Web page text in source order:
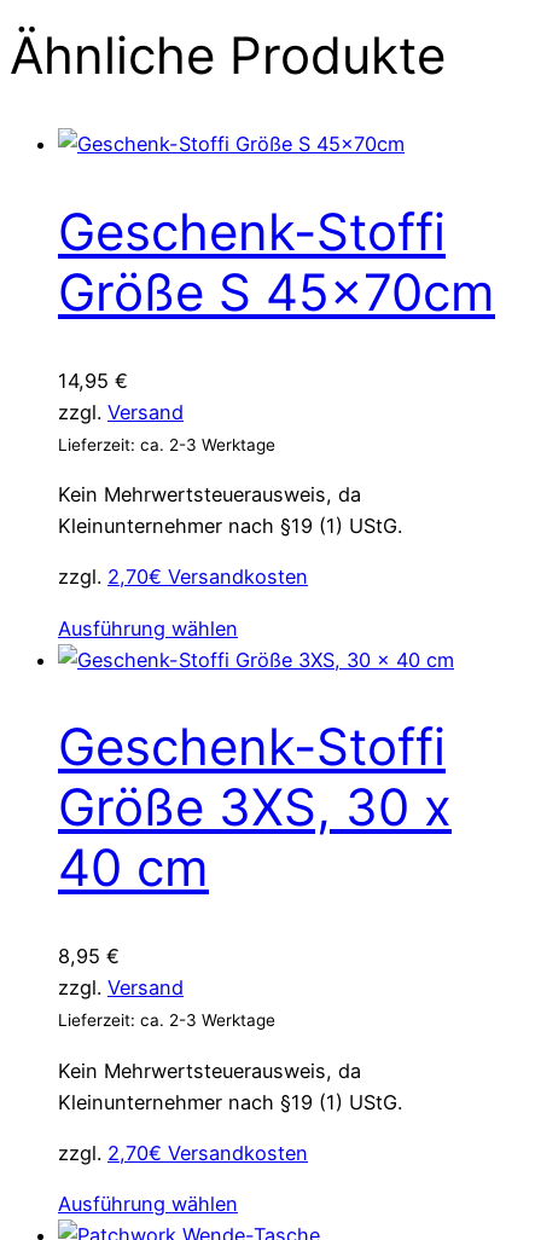
Ähnliche Produkte
Geschenk-Stoffi
Größe S 45x70cm
14,95 €
zzgl. Versand
Lieferzeit: ca. 2-3 Werktage
Kein Mehrwertsteuerausweis, da
Kleinunternehmer nach §19 (1) UStG.
zzgl. 2,70€ Versandkosten
Ausführung wählen
Produkt
Varianten
auf.
Die
werden
Geschenk-Stoffi
Größe 3XS, 30 x
40 cm
8,95 €
zzgl. Versand
Lieferzeit: ca. 2-3 Werktage
Kein Mehrwertsteuerausweis, da
Kleinunternehmer nach §19 (1) UStG.
zzgl. 2,70€ Versandkosten
Ausführung wählen
Produkt